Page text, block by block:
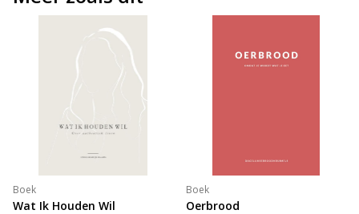
Boek
Wat Ik Houden Wil
Boek
Oerbrood